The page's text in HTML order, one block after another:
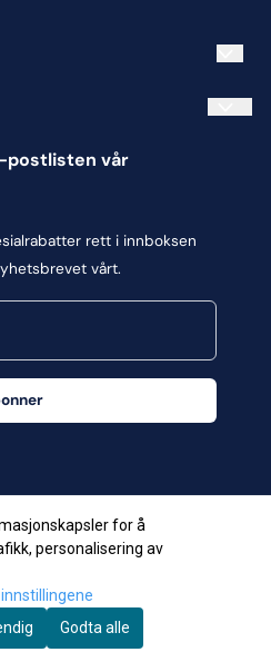
postlisten vår
rett i innboksen
vårt.
org. number 957623034
for å
personalisering av
Godta alle